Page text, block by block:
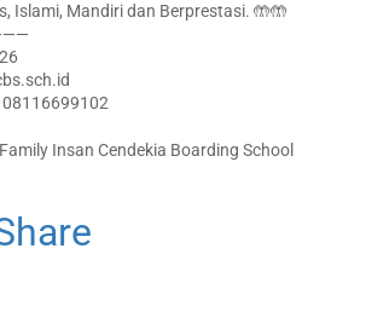
Islami, Mandiri dan Berprestasi. 🤲🤲
08116699102
Insan Cendekia Boarding School